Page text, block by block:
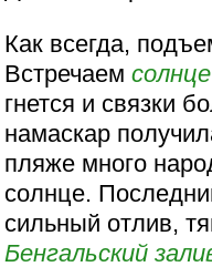
Как всегда,
Встречаемсолнце
гнется и связки
намаскар
пляже много
солнце.
сильный отлив,
Бенгальский